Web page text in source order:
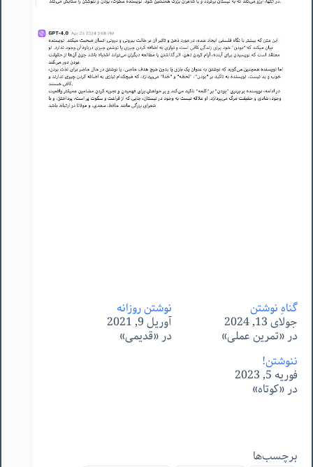
گناهِ نوشتن
جولای 13, 2024
در «تمرین عملی»
نوشتن روزانه
آوریل 9, 2021
در «قدیمی»
ننوشتن!
فوریه 5, 2023
در «کوتاه»
برچسب‌ها